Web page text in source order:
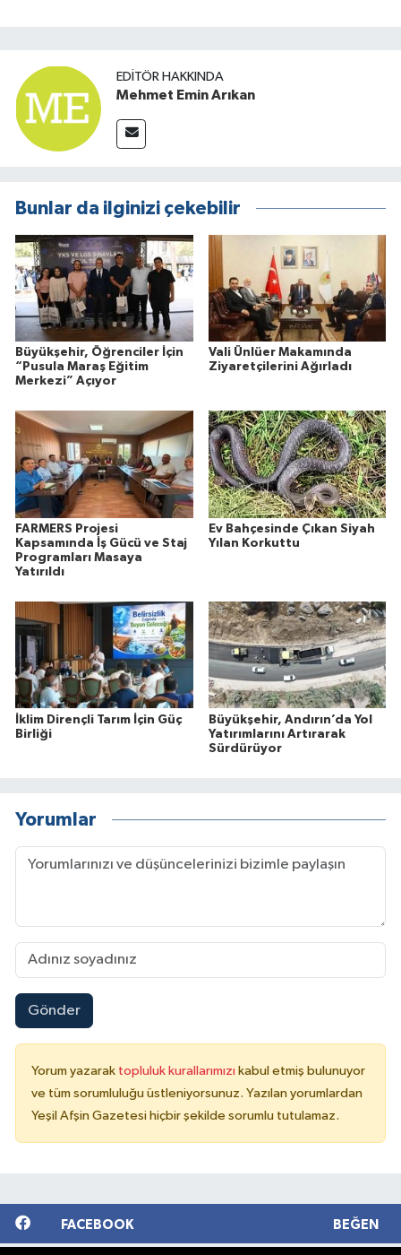
EDITÖR HAKKINDA
Mehmet Emin Arıkan
Bunlar da ilginizi çekebilir
Büyükşehir, Öğrenciler İçin
“Pusula Maraş Eğitim
Merkezi” Açıyor
Vali Ünlüer Makamında
Ziyaretçilerini Ağırladı
FARMERS Projesi
Kapsamında İş Gücü ve Staj
Programları Masaya
Yatırıldı
Ev Bahçesinde Çıkan Siyah
Yılan Korkuttu
İklim Dirençli Tarım İçin Güç
Birliği
Büyükşehir, Andırın’da Yol
Yatırımlarını Artırarak
Sürdürüyor
Yorumlar
Gönder
Yorum yazarak topluluk kurallarımızı kabul etmiş bulunuyor
ve tüm sorumluluğu üstleniyorsunuz. Yazılan yorumlardan
Yeşil Afşin Gazetesi hiçbir şekilde sorumlu tutulamaz.
FACEBOOK BEĞEN